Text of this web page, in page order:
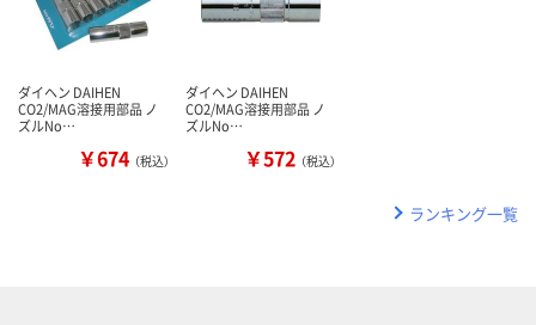
ダイヘン DAIHEN
CO2/MAG溶接用部品 ノ
ズルNo…
￥674 （税込）
ダイヘン DAIHEN
CO2/MAG溶接用部品 ノ
ズルNo…
￥572 （税込）
ランキング一覧